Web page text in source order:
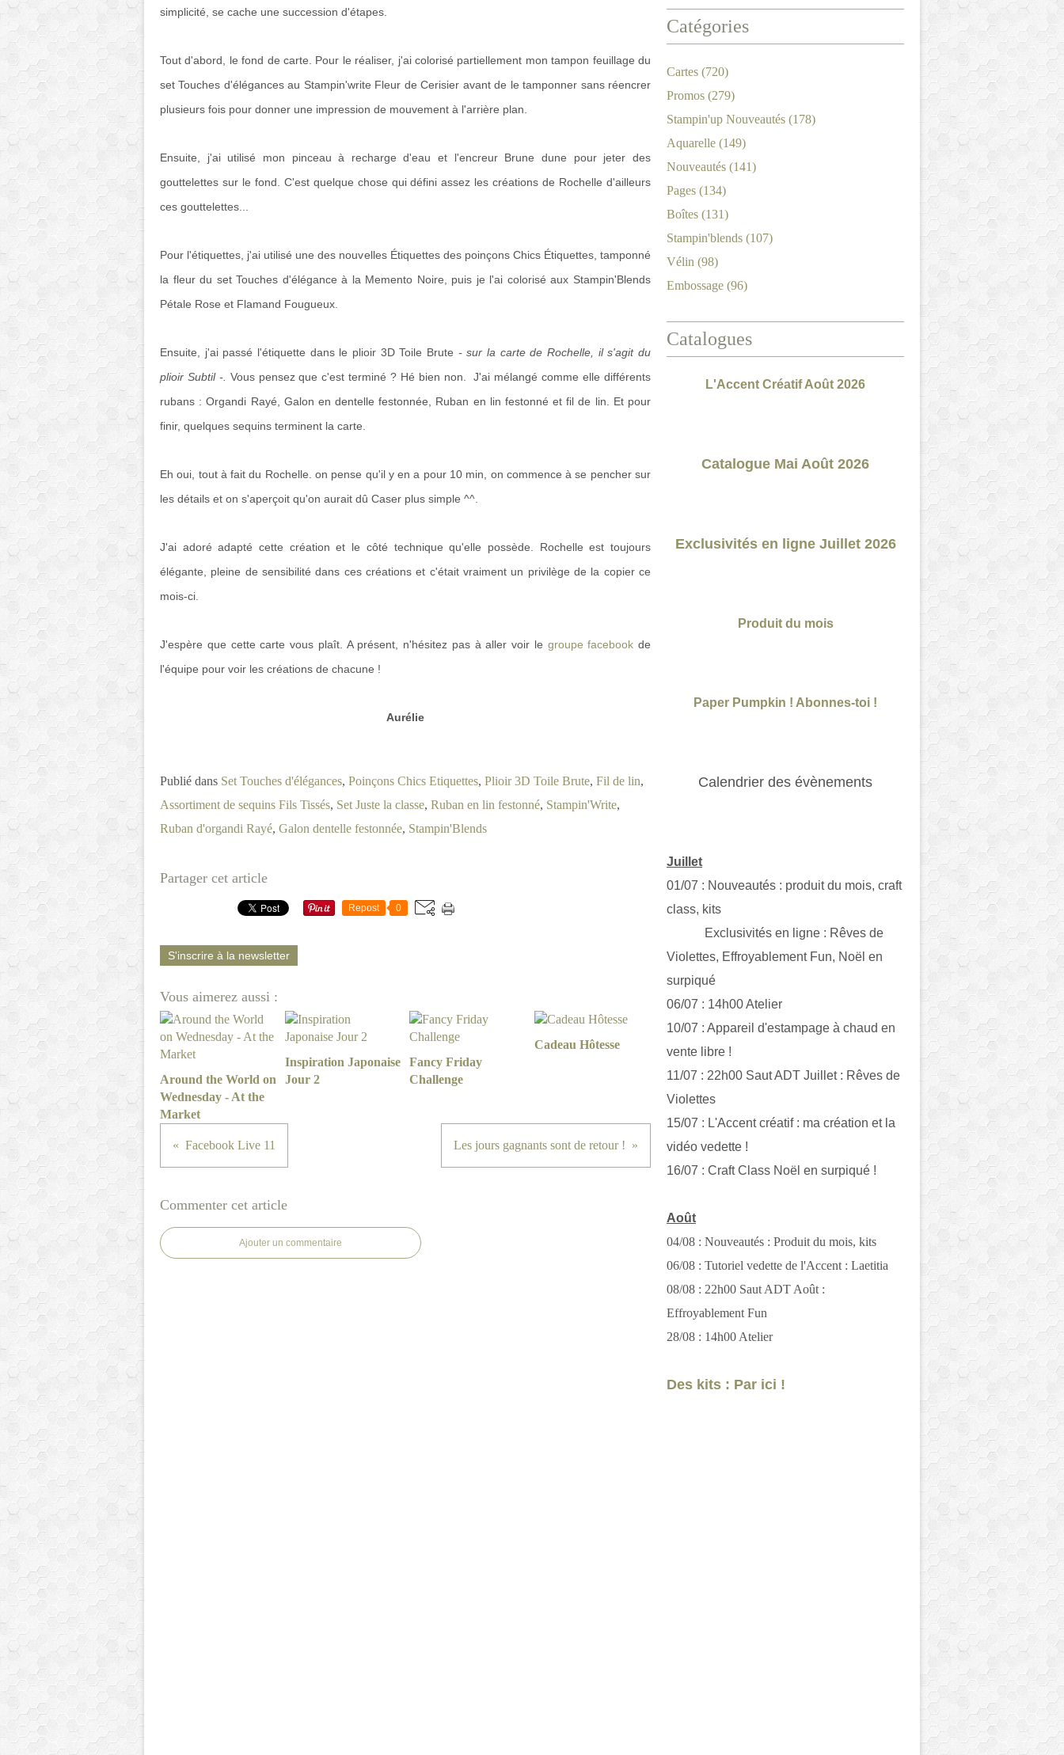
simplicité, se cache une succession d'étapes.
Tout d'abord, le fond de carte. Pour le réaliser, j'ai colorisé partiellement mon tampon feuillage du
set Touches d'élégances au Stampin'write Fleur de Cerisier avant de le tamponner sans réencrer
plusieurs fois pour donner une impression de mouvement à l'arrière plan.
Ensuite, j'ai utilisé mon pinceau à recharge d'eau et l'encreur Brune dune pour jeter des
gouttelettes sur le fond. C'est quelque chose qui défini assez les créations de Rochelle d'ailleurs
ces gouttelettes...
Pour l'étiquettes, j'ai utilisé une des nouvelles Étiquettes des poinçons Chics Étiquettes, tamponné
la fleur du set Touches d'élégance à la Memento Noire, puis je l'ai colorisé aux Stampin'Blends
Pétale Rose et Flamand Fougueux.
Ensuite, j'ai passé l'étiquette dans le plioir 3D Toile Brute - sur la carte de Rochelle, il s'agit du
plioir Subtil -. Vous pensez que c'est terminé ? Hé bien non. J'ai mélangé comme elle différents
rubans : Organdi Rayé, Galon en dentelle festonnée, Ruban en lin festonné et fil de lin. Et pour
finir, quelques sequins terminent la carte.
Eh oui, tout à fait du Rochelle. on pense qu'il y en a pour 10 min, on commence à se pencher sur
les détails et on s'aperçoit qu'on aurait dû Caser plus simple ^^.
J'ai adoré adapté cette création et le côté technique qu'elle possède. Rochelle est toujours
élégante, pleine de sensibilité dans ces créations et c'était vraiment un privilège de la copier ce
mois-ci.
J'espère que cette carte vous plaît. A présent, n'hésitez pas à aller voir le groupe facebook de
l'équipe pour voir les créations de chacune !
Aurélie
Publié dans Set Touches d'élégances, Poinçons Chics Etiquettes, Plioir 3D Toile Brute, Fil de lin,
Assortiment de sequins Fils Tissés, Set Juste la classe, Ruban en lin festonné, Stampin'Write,
Ruban d'organdi Rayé, Galon dentelle festonnée, Stampin'Blends
Partager cet article
Repost 0
S'inscrire à la newsletter
Vous aimerez aussi :
Around the World on
Wednesday - At the
Market
Inspiration Japonaise
Jour 2
Fancy Friday
Challenge
Cadeau Hôtesse
Facebook Live 11 Les jours gagnants sont de retour !
Commenter cet article
Ajouter un commentaire
Catégories
Cartes (720)
Promos (279)
Stampin'up Nouveautés (178)
Aquarelle (149)
Nouveautés (141)
Pages (134)
Boîtes (131)
Stampin'blends (107)
Vélin (98)
Embossage (96)
Catalogues
L'Accent Créatif Août 2026
Catalogue Mai Août 2026
Exclusivités en ligne Juillet 2026
Produit du mois
Paper Pumpkin ! Abonnes-toi !
Calendrier des évènements
Juillet
01/07 : Nouveautés : produit du mois, craft
class, kits
Exclusivités en ligne : Rêves de
Violettes, Effroyablement Fun, Noël en
surpiqué
06/07 : 14h00 Atelier
10/07 : Appareil d'estampage à chaud en
vente libre !
11/07 : 22h00 Saut ADT Juillet : Rêves de
Violettes
15/07 : L'Accent créatif : ma création et la
vidéo vedette !
16/07 : Craft Class Noël en surpiqué !
Août
04/08 : Nouveautés : Produit du mois, kits
06/08 : Tutoriel vedette de l'Accent : Laetitia
08/08 : 22h00 Saut ADT Août :
Effroyablement Fun
28/08 : 14h00 Atelier
Des kits : Par ici !